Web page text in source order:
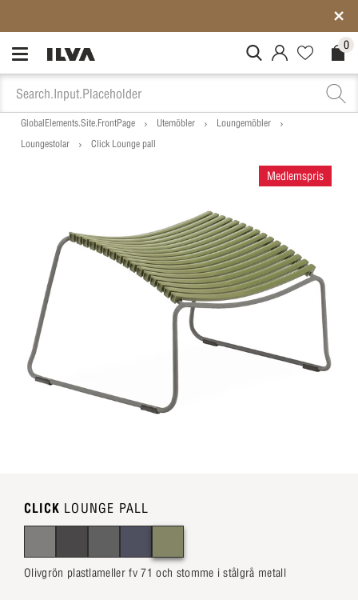
MitIlva.Login 0
GlobalElements.Site.FrontPage Utemöbler
Loungemöbler
Loungestolar
Click Lounge pall
Medlemspris
CLICK LOUNGE PALL
Olivgrön plastlameller fv 71 och stomme i stålgrå metall